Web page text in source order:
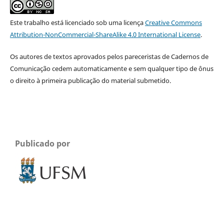
Este trabalho está licenciado sob uma licençaCreative Commons
Attribution-NonCommercial-ShareAlike 4.0 International License.
Os autores de textos aprovados pelos pareceristas de Cadernos de
Comunicação cedem automaticamente e sem qualquer tipo de ônus
o direito à primeira publicação do material submetido.
Publicado por